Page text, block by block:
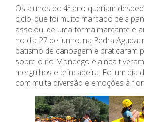
O Colégio
Instalações
Ofertas de emprego
Regulamentos
Jornal “O Coreto”
Privacidade
Oferta
Atividades de Interrupção
Letiva
Academia de Línguas
Curso de Técnico/a de Apoio
à Família e à Comunidade
Ofertas de Emprego
SIGE
Secretariado de Exames
Os alunos do 4º ano queriam
ciclo, que foi muito marcado pela
assolou, de uma forma marcante e
no dia 27 de junho, na Pedra Aguda,
batismo de canoagem e praticaram
sobre o rio Mondego e ainda
mergulhos e brincadeira. Foi um dia
com muita diversão e emoções à